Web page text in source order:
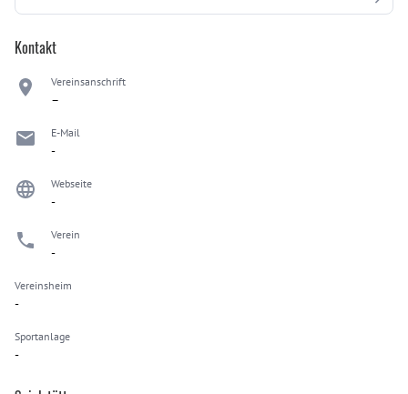
Kontakt
Vereinsanschrift
–
E-Mail
-
Webseite
-
Verein
-
Vereinsheim
-
Sportanlage
-